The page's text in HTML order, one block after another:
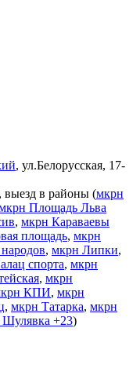
, ул.Белорусская, 17-
выезд в районы (мкрн
Площадь Льва
, мкрн Караваевы
площадь, мкрн
, мкрн Липки,
спорта, мкрн
, мкрн
КПИ, мкрн
, мкрн Татарка, мкрн
+23)